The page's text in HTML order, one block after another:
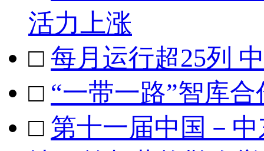
活力上涨
□ 每月运行超25列
□ “一带一路”智库
□ 第十一届中国－